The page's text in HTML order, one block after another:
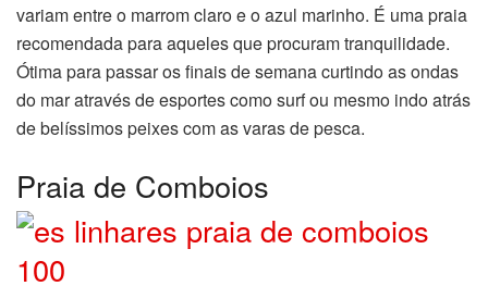
variam entre o marrom claro e o azul marinho. É uma praia
recomendada para aqueles que procuram tranquilidade.
Ótima para passar os finais de semana curtindo as ondas
do mar através de esportes como surf ou mesmo indo atrás
de belíssimos peixes com as varas de pesca.
Praia de Comboios